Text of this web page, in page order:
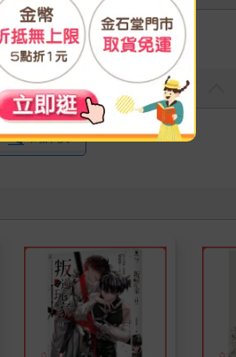
＞ 流行女包 ＞ 化妝包
寫評價